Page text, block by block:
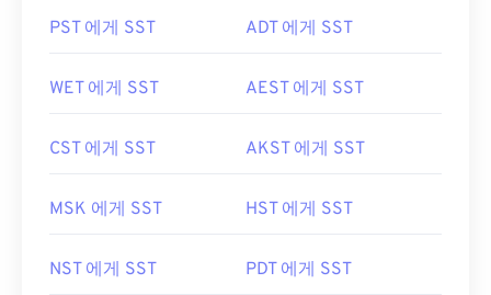
PST 에게 SST ADT 에게 SST
WET 에게 SST AEST 에게 SST
CST 에게 SST AKST 에게 SST
MSK 에게 SST HST 에게 SST
NST 에게 SST PDT 에게 SST